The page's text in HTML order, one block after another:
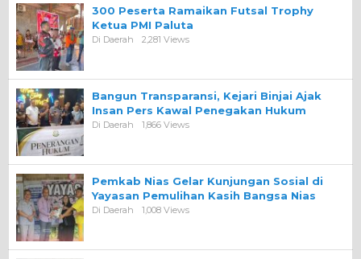
300 Peserta Ramaikan Futsal Trophy
Ketua PMI Paluta
Di Daerah 2,281 Views
Bangun Transparansi, Kejari Binjai Ajak
Insan Pers Kawal Penegakan Hukum
Di Daerah 1,866 Views
Pemkab Nias Gelar Kunjungan Sosial di
Yayasan Pemulihan Kasih Bangsa Nias
Di Daerah 1,008 Views